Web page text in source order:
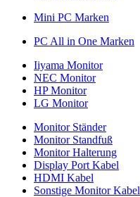
Mini PC Marken
PC All in One Marken
Iiyama Monitor
NEC Monitor
HP Monitor
LG Monitor
Monitor Ständer
Monitor Standfuß
Monitor Halterung
Display Port Kabel
HDMI Kabel
Sonstige Monitor Kabel